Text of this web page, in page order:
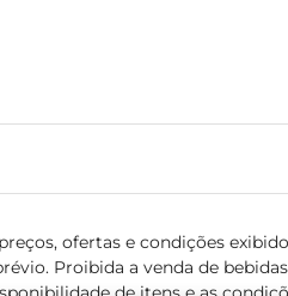
ofertas e condições
Proibida a venda de